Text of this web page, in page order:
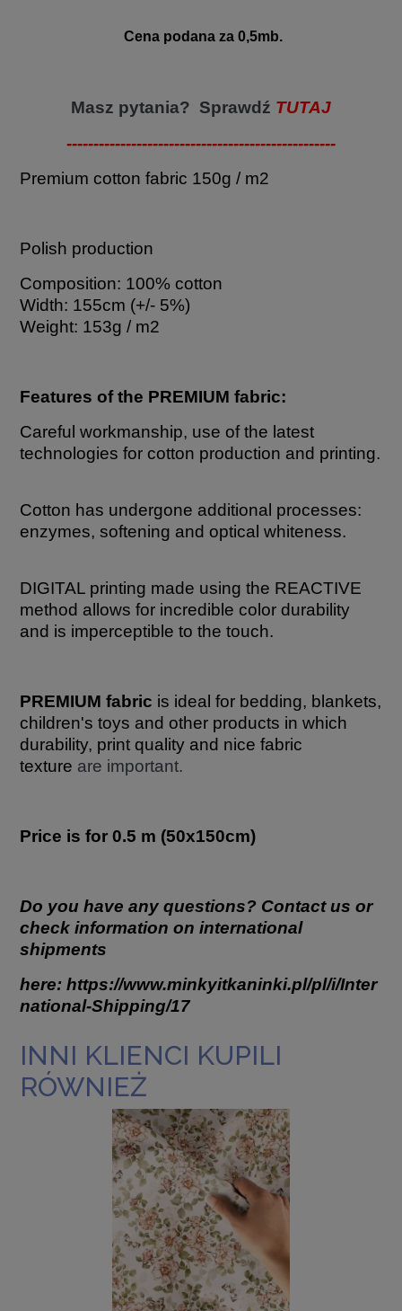
Cena podana za 0,5mb.
Masz pytania? Sprawdź TUTAJ
--------------------------------------------------
Premium cotton fabric 150g / m2
Polish production
Composition: 100% cotton
Width: 155cm (+/- 5%)
Weight: 153g / m2
Features of the PREMIUM fabric:
Careful workmanship, use of the latest
technologies for cotton production and printing.
Cotton has undergone additional processes:
enzymes, softening and optical whiteness.
DIGITAL printing made using the REACTIVE
method allows for incredible color durability
and is imperceptible to the touch.
PREMIUM fabric is ideal for bedding, blankets,
children's toys and other products in which
durability, print quality and nice fabric
texture are important.
Price is for 0.5 m (50x150cm)
Do you have any questions? Contact us or
check information on international
shipments
here: https://www.minkyitkaninki.pl/pl/i/Inter
national-Shipping/17
INNI KLIENCI KUPILI
RÓWNIEŻ